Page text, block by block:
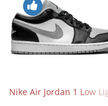
Nike Air Jordan 1 Low